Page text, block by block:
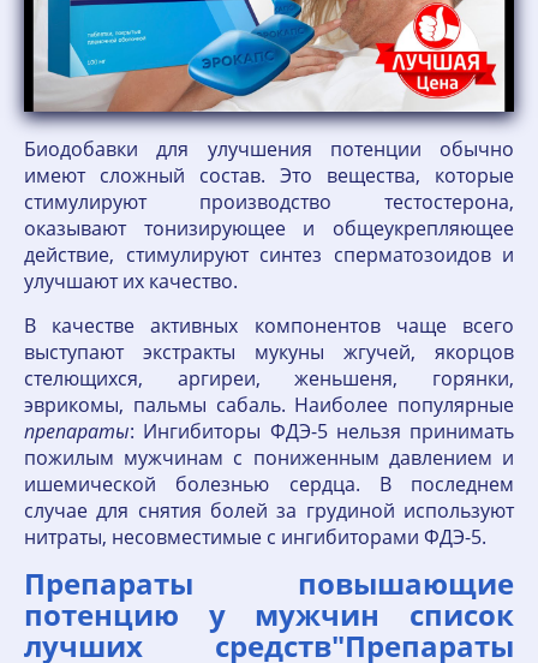
Биодобавки для улучшения потенции обычно
имеют сложный состав. Это вещества, которые
стимулируют производство тестостерона,
оказывают тонизирующее и общеукрепляющее
действие, стимулируют синтез сперматозоидов и
улучшают их качество.
В качестве активных компонентов чаще всего
выступают экстракты мукуны жгучей, якорцов
стелющихся, аргиреи, женьшеня, горянки,
эврикомы, пальмы сабаль. Наиболее популярные
препараты: Ингибиторы ФДЭ-5 нельзя принимать
пожилым мужчинам с пониженным давлением и
ишемической болезнью сердца. В последнем
случае для снятия болей за грудиной используют
нитраты, несовместимые с ингибиторами ФДЭ-5.
Препараты повышающие
потенцию у мужчин список
лучших средств"Препараты